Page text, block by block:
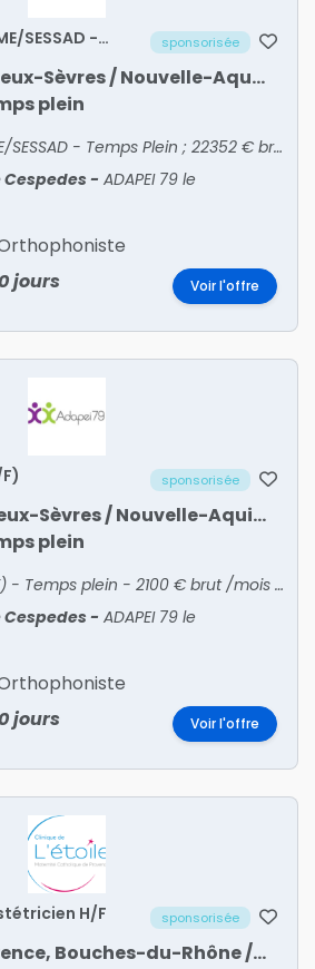
SESSAD -
sponsorisée
Pompaire, Deux-Sèvres / Nouvelle-Aquitaine
plein
Orthophoniste - IME/SESSAD - Temps Plein ; 22352 € brut /an ; IME/SESSAD de Parthenay ; Début : 24 août 2026 ; Horaires normaux ; Expérience : 2-5 ans ; Statut : Non-Cadre - CDI
Cespedes- ADAPEI 79 le
jours Voir l'offre
sponsorisée
Bressuire, Deux-Sèvres / Nouvelle-Aquitaine
plein
Orthophoniste (H/F) - Temps plein - 2100 € brut /mois - IME et SESSAD de BRESSUIREDébut : Dès que possible - Horaires normaux - Statut: Non-Cadre - Periode : JourType de contrat : CDI
Cespedes- ADAPEI 79 le
jours Voir l'offre
H/F sponsorisée
Aix-en-Provence, Bouches-du-Rhône / Provence-Alpes-Côte d'Azur